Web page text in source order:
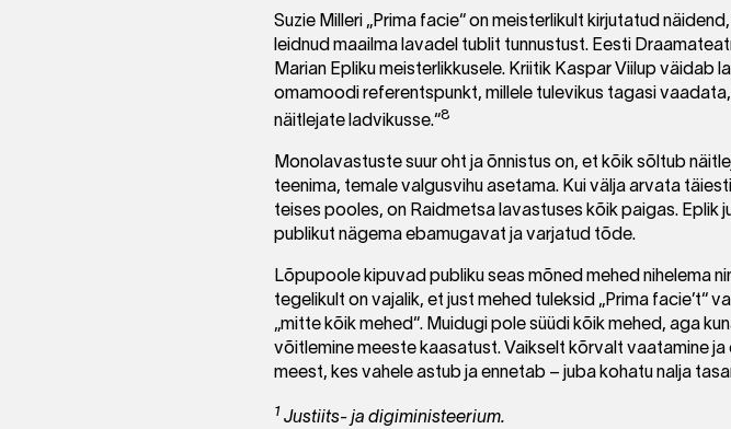
Suzie Milleri „Prima facie“ on meisterlikult kirjutatud
leidnud maailma lavadel tublit tunnustust. Eesti
Marian Epliku meisterlikkusele. Kriitik Kaspar Viilup väidab
omamoodi referentspunkt, millele tulevikus tagasi
näitlejate ladvikusse.“8
Monolavastuste suur oht ja õnnistus on, et kõik sõltub
teenima, temale valgusvihu asetama. Kui välja arvata
teises pooles, on Raidmetsa lavastuses kõik paigas. Eplik
publikut nägema ebamugavat ja varjatud tõde.
Lõpupoole kipuvad publiku seas mõned mehed nihelema
tegelikult on vajalik, et just mehed tuleksid „Prima facie’t“
„mitte kõik mehed“. Muidugi pole süüdi kõik mehed, aga
võitlemine meeste kaasatust. Vaikselt kõrvalt vaatamine
meest, kes vahele astub ja ennetab – juba kohatu nalja
1 Justiits- ja digiministeerium.